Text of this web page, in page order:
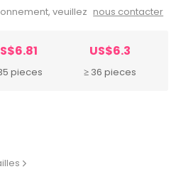
veuillez nous contacter
pieces
US$6.3
≥ 36 pieces